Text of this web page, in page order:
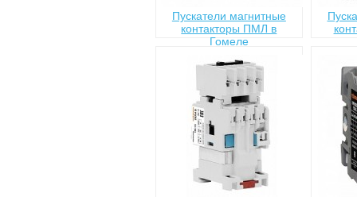
Пускатели магнитные
контакторы ПМЛ в
Гомеле